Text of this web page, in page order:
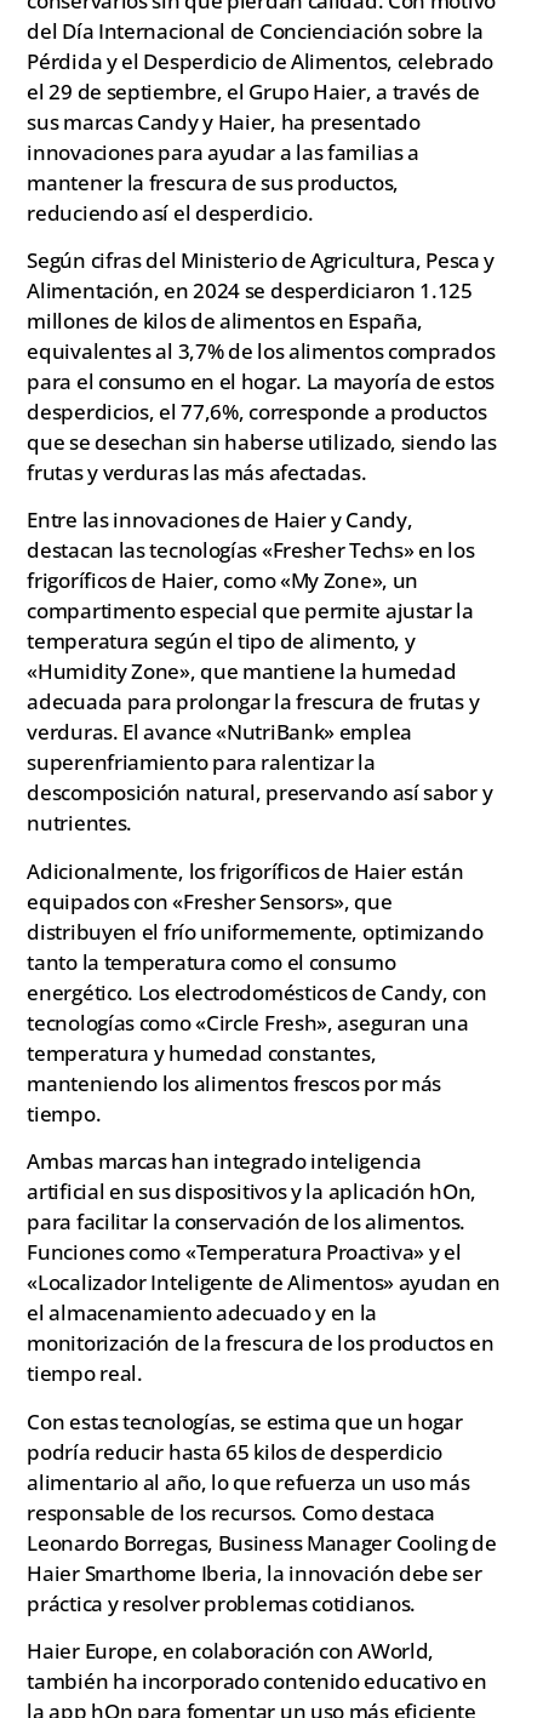
del Día Internacional de Concienciación sobre la
Pérdida y el Desperdicio de Alimentos, celebrado
el 29 de septiembre, el Grupo Haier, a través de
sus marcas Candy y Haier, ha presentado
innovaciones para ayudar a las familias a
mantener la frescura de sus productos,
reduciendo así el desperdicio.
Según cifras del Ministerio de Agricultura, Pesca y
Alimentación, en 2024 se desperdiciaron 1.125
millones de kilos de alimentos en España,
equivalentes al 3,7% de los alimentos comprados
para el consumo en el hogar. La mayoría de estos
desperdicios, el 77,6%, corresponde a productos
que se desechan sin haberse utilizado, siendo las
frutas y verduras las más afectadas.
Entre las innovaciones de Haier y Candy,
destacan las tecnologías «Fresher Techs» en los
frigoríficos de Haier, como «My Zone», un
compartimento especial que permite ajustar la
temperatura según el tipo de alimento, y
«Humidity Zone», que mantiene la humedad
adecuada para prolongar la frescura de frutas y
verduras. El avance «NutriBank» emplea
superenfriamiento para ralentizar la
descomposición natural, preservando así sabor y
nutrientes.
Adicionalmente, los frigoríficos de Haier están
equipados con «Fresher Sensors», que
distribuyen el frío uniformemente, optimizando
tanto la temperatura como el consumo
energético. Los electrodomésticos de Candy, con
tecnologías como «Circle Fresh», aseguran una
temperatura y humedad constantes,
manteniendo los alimentos frescos por más
tiempo.
Ambas marcas han integrado inteligencia
artificial en sus dispositivos y la aplicación hOn,
para facilitar la conservación de los alimentos.
Funciones como «Temperatura Proactiva» y el
«Localizador Inteligente de Alimentos» ayudan en
el almacenamiento adecuado y en la
monitorización de la frescura de los productos en
tiempo real.
Con estas tecnologías, se estima que un hogar
podría reducir hasta 65 kilos de desperdicio
alimentario al año, lo que refuerza un uso más
responsable de los recursos. Como destaca
Leonardo Borregas, Business Manager Cooling de
Haier Smarthome Iberia, la innovación debe ser
práctica y resolver problemas cotidianos.
Haier Europe, en colaboración con AWorld,
también ha incorporado contenido educativo en
la app hOn para fomentar un uso más eficiente